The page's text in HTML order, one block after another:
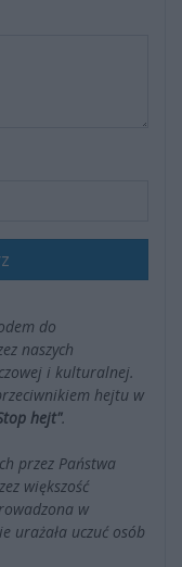
do
naszych
i kulturalnej.
hejtu w
hejt".
przez Państwa
większość
w
urażała uczuć osób